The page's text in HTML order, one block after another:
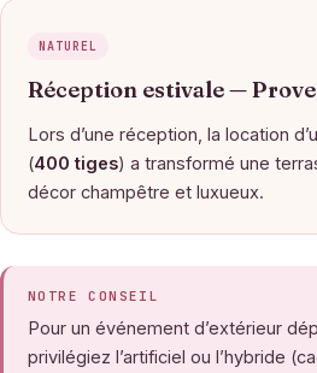
NATUREL
Réception estivale —
Lors d’une réception, la location
(400 tiges) a transformé une
décor champêtre et luxueux.
NOTRE CONSEIL
Pour un événement d’extérieur
privilégiez l’artificiel ou l’hybride